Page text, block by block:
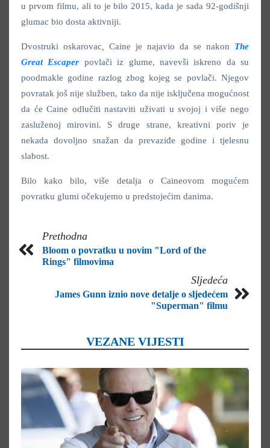
u prvom filmu, ali to je bilo 2015, kada je sada 92-godišnji
glumac bio dosta aktivniji.
Dvostruki oskarovac Caine je najavio da se nakon The
Great Escaper povlači iz glume, navevši iskreno da su
poodmakle godine razlog zbog kojeg se povlači. Njegov
povratak još nije služben, tako da nije isključena mogućnost
da će Caine odlučiti nastaviti uživati u svojoj i više nego
zasluženoj mirovini. S druge strane, kreativni poriv je
nekada dovoljno snažan da prevaziđe godine i tjelesnu
slabost.
Bilo kako bilo, više detalja o Caineovom mogućem
povratku glumi očekujemo u predstojećim danima.
Prethodna
Bloom o povratku u novim "Lord of the
Rings" filmovima
Sljedeća
James Gunn iznio nove detalje o sljedećem
"Superman" filmu
VEZANE VIJESTI